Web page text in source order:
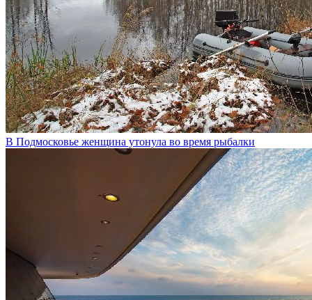
В Подмосковье женщина утонула во время рыбалки